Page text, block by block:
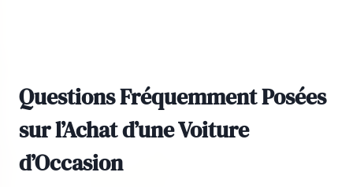
Questions Fréquemment Posées
sur l’Achat d’une Voiture
d’Occasion